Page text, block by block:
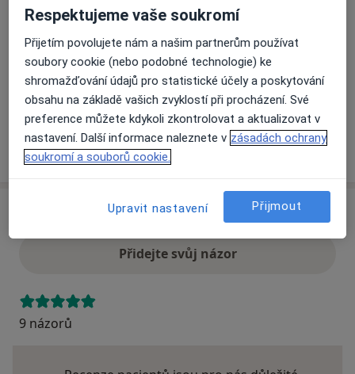
Co mám v takové situaci udělat?
Způsoby platby (soukromé návštěvy)
Na teto adrese lékař přijímá pacienty na pojišťovnu
Detaily
Více
Přidejte svůj názor
9 názorů
Respektujeme vaše soukromí
Přijetím povolujete nám a našim partnerům používat
soubory cookie (nebo podobné technologie) ke
shromažďování údajů pro statistické účely a poskytování
obsahu na základě vašich zvyklostí při procházení. Své
preference můžete kdykoli zkontrolovat a aktualizovat v
nastavení. Další informace naleznete v zásadách ochrany
soukromí a souborů cookie.
Upravit nastavení Přijmout